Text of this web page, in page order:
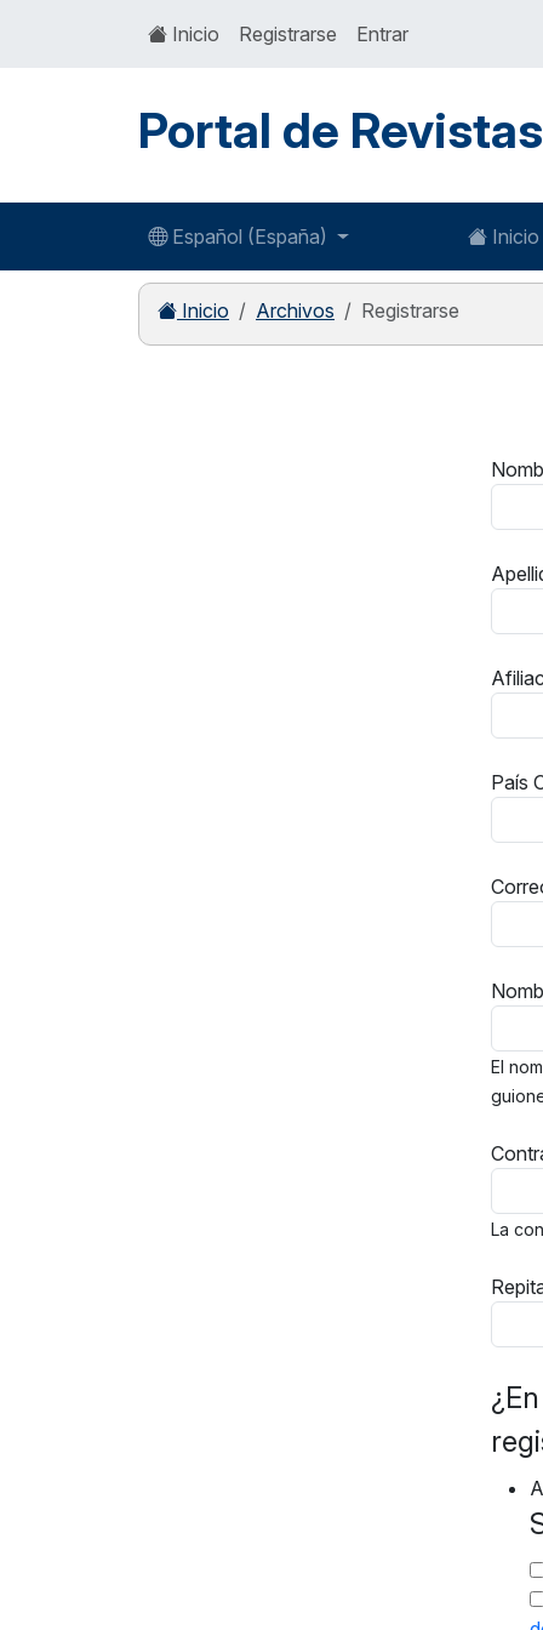
Inicio Registrarse Entrar
Portal de Revistas
Español (España) Inicio
Inicio Archivos Registrarse
País
El
La